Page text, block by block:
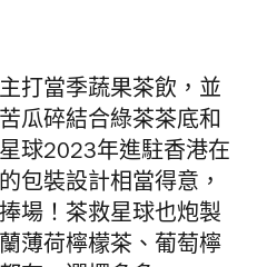
打當季蔬果茶飲，並
瓜碎結合綠茶茶底和
球2023年進駐香港在
包裝設計相當得意，
場！茶救星球也炮製
薄荷檸檬茶、葡萄檸